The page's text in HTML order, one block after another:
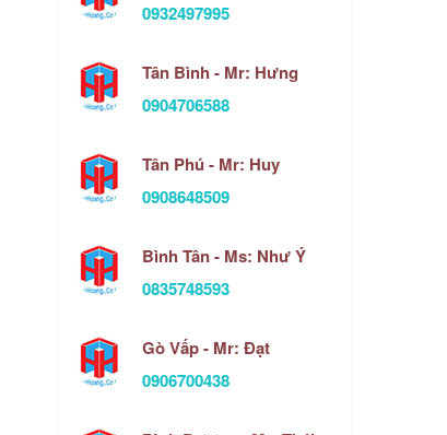
0932497995
Tân Bình - Mr: Hưng
0904706588
Tân Phú - Mr: Huy
0908648509
Bình Tân - Ms: Như Ý
0835748593
Gò Vấp - Mr: Đạt
0906700438